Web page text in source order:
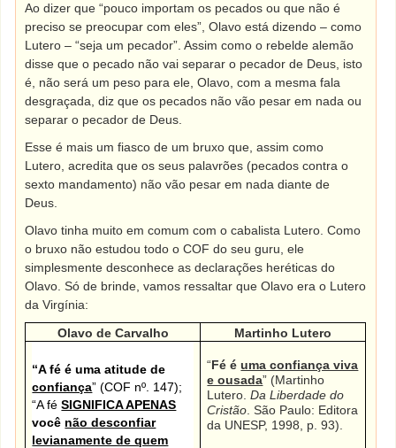
Ao dizer que “pouco importam os pecados ou que não é
preciso se preocupar com eles”, Olavo está dizendo – como
Lutero – “seja um pecador”. Assim como o rebelde alemão
disse que o pecado não vai separar o pecador de Deus, isto
é, não será um peso para ele, Olavo, com a mesma fala
desgraçada, diz que os pecados não vão pesar em nada ou
separar o pecador de Deus.
Esse é mais um fiasco de um bruxo que, assim como
Lutero, acredita que os seus palavrões (pecados contra o
sexto mandamento) não vão pesar em nada diante de
Deus.
Olavo tinha muito em comum com o cabalista Lutero. Como
o bruxo não estudou todo o COF do seu guru, ele
simplesmente desconhece as declarações heréticas do
Olavo. Só de brinde, vamos ressaltar que Olavo era o Lutero
da Virgínia:
Olavo de Carvalho
Martinho Lutero
“A fé é uma atitude de
confiança” (COF nº. 147);
“A féSIGNIFICA APENAS
você não desconfiar
levianamente de quem
“Fé éuma confiança viva
e ousada” (Martinho
Lutero.Da Liberdade do
Cristão . São Paulo: Editora
da UNESP, 1998, p. 93).